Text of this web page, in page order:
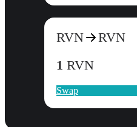
RVN
RVN
1 RVN
Swap